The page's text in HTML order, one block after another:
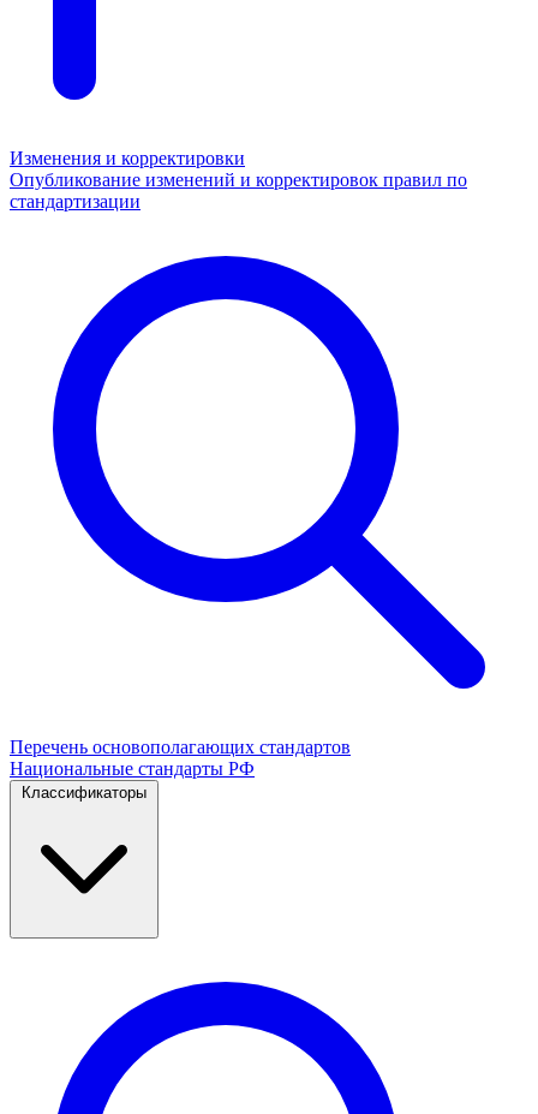
Изменения и корректировки
Опубликование изменений и корректировок правил по
стандартизации
Перечень основополагающих стандартов
Национальные стандарты РФ
Классификаторы